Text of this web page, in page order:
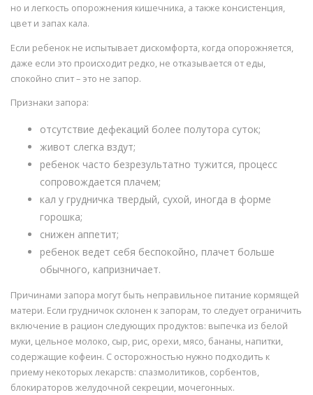
но и легкость опорожнения кишечника, а также консистенция,
цвет и запах кала.
Если ребенок не испытывает дискомфорта, когда опорожняется,
даже если это происходит редко, не отказывается от еды,
спокойно спит – это не запор.
Признаки запора:
отсутствие дефекаций более полутора суток;
живот слегка вздут;
ребенок часто безрезультатно тужится, процесс
сопровождается плачем;
кал у грудничка твердый, сухой, иногда в форме
горошка;
снижен аппетит;
ребенок ведет себя беспокойно, плачет больше
обычного, капризничает.
Причинами запора могут быть неправильное питание кормящей
матери. Если грудничок склонен к запорам, то следует ограничить
включение в рацион следующих продуктов: выпечка из белой
муки, цельное молоко, сыр, рис, орехи, мясо, бананы, напитки,
содержащие кофеин. С осторожностью нужно подходить к
приему некоторых лекарств: спазмолитиков, сорбентов,
блокираторов желудочной секреции, мочегонных.